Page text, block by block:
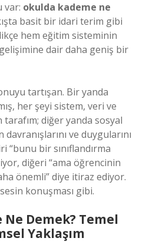
var: okulda kademe ne
basit bir idari terim gibi
hem eğitim sisteminin
gelişimine dair daha geniş bir
tartışan. Bir yanda
her şeyi sistem, veri ve
diğer yanda sosyal
ve duygularını
“bunu bir sınıflandırma
diğeri “ama öğrencinin
önemli” diye itiraz ediyor.
konuşması gibi.
Demek? Temel
Yaklaşım